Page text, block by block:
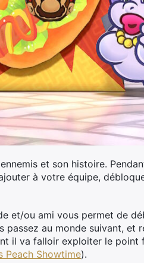
et son histoire.
à votre équipe,
et/ou ami vous permet de
passez au monde suivant, et
il va falloir exploiter le point
Peach Showtime).